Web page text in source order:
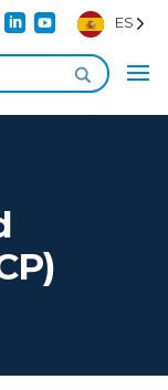
  ES